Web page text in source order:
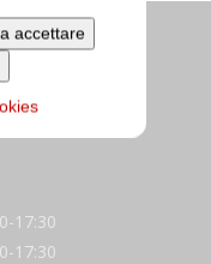
accettare
17:30
17:30